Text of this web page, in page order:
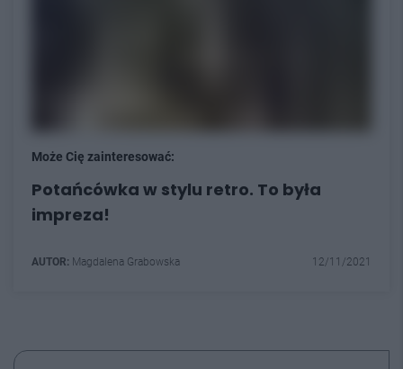
Może Cię zainteresować:
Potańcówka w stylu retro. To była
impreza!
AUTOR: Magdalena Grabowska 12/11/2021